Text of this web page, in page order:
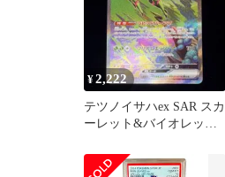
¥2,222
テツノイサハex SAR スカ
ーレット&バイオレット
ャ…